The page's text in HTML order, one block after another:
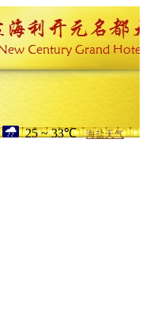
25 ~ 33℃ 海盐天气